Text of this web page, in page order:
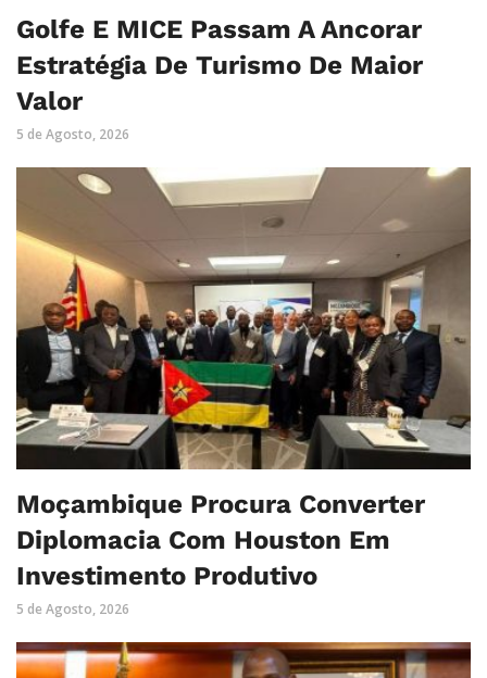
Golfe E MICE Passam A Ancorar
Estratégia De Turismo De Maior
Valor
5 de Agosto, 2026
Moçambique Procura Converter
Diplomacia Com Houston Em
Investimento Produtivo
5 de Agosto, 2026